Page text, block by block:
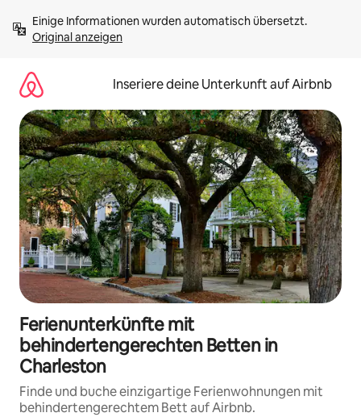
Inhalten
springenOriginal anzeigen
Inseriere deine Unterkunft auf Airbnb
Ferienunterkünfte mit
behindertengerechten Betten in
Charleston
Finde und buche einzigartige Ferienwohnungen mit
behindertengerechtem Bett auf Airbnb.